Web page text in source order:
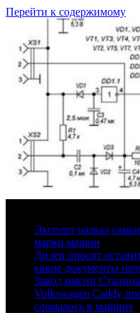
Перейти к содержимому
Эксперт назвал
марки машин
Дилер просит
какие документы
Завод имени
Volkswagen Caddy
сломалось в машине